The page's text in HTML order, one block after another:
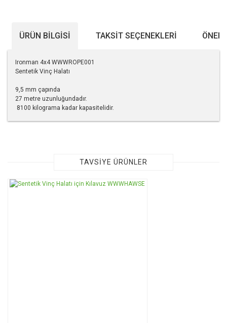
ÜRÜN BILGISI TAKSIT SEÇENEKLERI
Ironman 4x4 WWWROPE001
Sentetik Vinç Halatı
9,5 mm çapında
27 metre uzunluğundadır.
8100 kilograma kadar kapasitelidir.
Görüş ve önerileriniz için teşekkür ederiz.
Ürün resmi kalitesiz, bozuk veya görüntülenemiyor.
TAVSİYE ÜRÜNLER